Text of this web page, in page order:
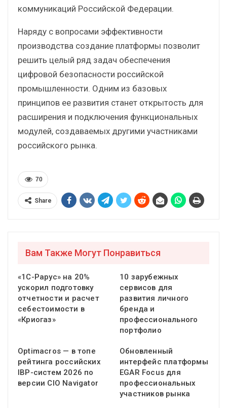
коммуникаций Российской Федерации.
Наряду с вопросами эффективности
производства создание платформы позволит
решить целый ряд задач обеспечения
цифровой безопасности российской
промышленности. Одним из базовых
принципов ее развития станет открытость для
расширения и подключения функциональных
модулей, создаваемых другими участниками
российского рынка.
70
Share
Вам Также Могут Понравиться
«1С-Рарус» на 20%
ускорил подготовку
отчетности и расчет
себестоимости в
«Криогаз»
10 зарубежных
сервисов для
развития личного
бренда и
профессионального
портфолио
Optimacros — в топе
рейтинга российских
IBP-систем 2026 по
версии CIO Navigator
Обновленный
интерфейс платформы
EGAR Focus для
профессиональных
участников рынка